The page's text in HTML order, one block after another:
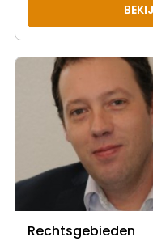
Rechtsgebieden